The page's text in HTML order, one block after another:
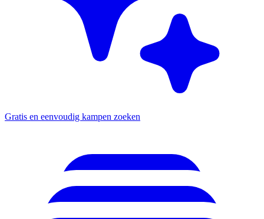
Gratis en eenvoudig kampen zoeken